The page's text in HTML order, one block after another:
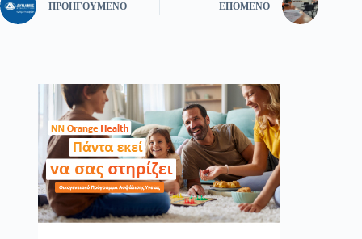
ΠΡΟΗΓΟΎΜΕΝΟ ΕΠΌΜΕΝΟ